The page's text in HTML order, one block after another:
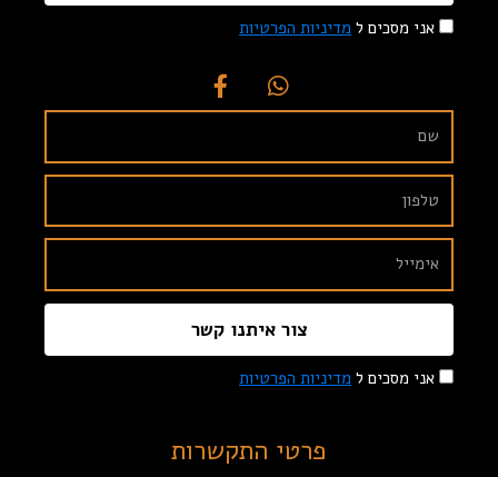
אני מסכים ל מדיניות הפרטיות
אני מסכים ל מדיניות הפרטיות
צור איתנו קשר
פרטי התקשרות